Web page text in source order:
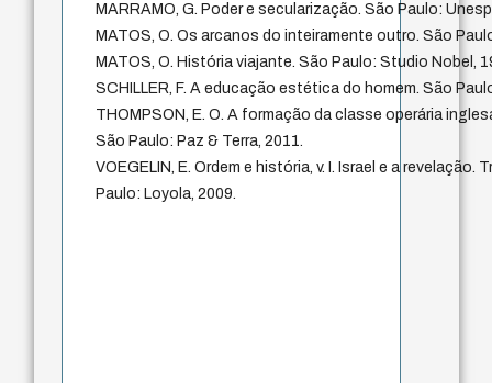
MARRAMO, G. Poder e secularização. São Paulo:
MATOS, O. Os arcanos do inteiramente outro. São
MATOS, O. História viajante. São Paulo: Studio Nobel,
SCHILLER, F. A educação estética do homem. São
THOMPSON, E. O. A formação da classe operária
São Paulo: Paz & Terra, 2011.
VOEGELIN, E. Ordem e história, v. I. Israel e a revelação.
Paulo: Loyola, 2009.